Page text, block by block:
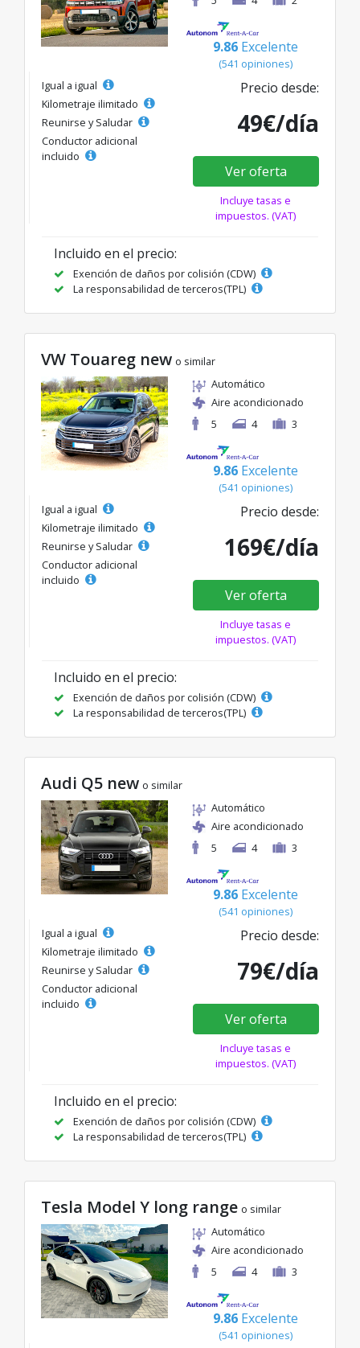
9.86 Excelente
(541 opiniones)
Igual a igual
Kilometraje ilimitado
Reunirse y Saludar
Conductor adicional
incluido
Precio desde:
49€/día
Ver oferta
Incluye tasas e
impuestos. (VAT)
Incluido en el precio:
Exención de daños por colisión (CDW)
La responsabilidad de terceros(TPL)
VW Touareg new o similar
Automático
Aire acondicionado
5
4 3
9.86 Excelente
(541 opiniones)
Igual a igual
Kilometraje ilimitado
Reunirse y Saludar
Conductor adicional
incluido
Precio desde:
169€/día
Ver oferta
Incluye tasas e
impuestos. (VAT)
Incluido en el precio:
Exención de daños por colisión (CDW)
La responsabilidad de terceros(TPL)
Audi Q5 new o similar
Automático
Aire acondicionado
5
4 3
9.86 Excelente
(541 opiniones)
Igual a igual
Kilometraje ilimitado
Reunirse y Saludar
Conductor adicional
incluido
Precio desde:
79€/día
Ver oferta
Incluye tasas e
impuestos. (VAT)
Incluido en el precio:
Exención de daños por colisión (CDW)
La responsabilidad de terceros(TPL)
Tesla Model Y long range o similar
Automático
Aire acondicionado
5
4 3
9.86 Excelente
(541 opiniones)